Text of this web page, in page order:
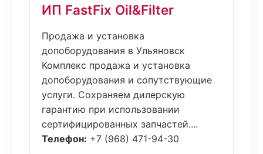
ИП FastFix Oil&Filter
Продажа и установка
допоборудования в Ульяновск
Комплекс продажа и установка
допоборудования и сопутствующие
услуги. Сохраняем дилерскую
гарантию при использовании
сертифицированных запчастей....
Телефон: +7 (968) 471-94-30